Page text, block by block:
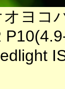
ヨコ